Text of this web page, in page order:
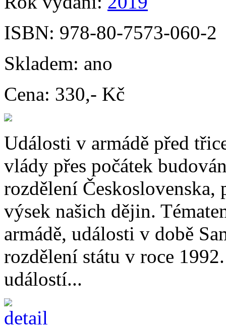
ISBN: 978-80-7573-060-2
Skladem: ano
Cena: 330,- Kč
Události v armádě před
vlády přes počátek
rozdělení
výsek našich dějin.
armádě, události v době
rozdělení státu v roce
událostí...